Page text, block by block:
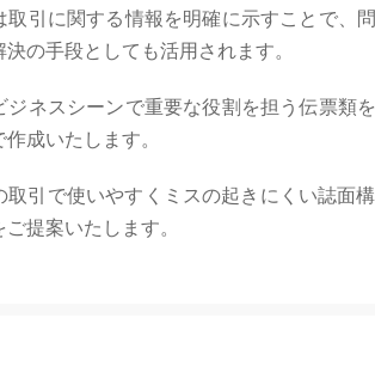
取引に関する情報を明確に示すことで、
の手段としても活用されます。
ジネスシーンで重要な役割を担う伝票類
成いたします。
取引で使いやすくミスの起きにくい誌面
提案いたします。